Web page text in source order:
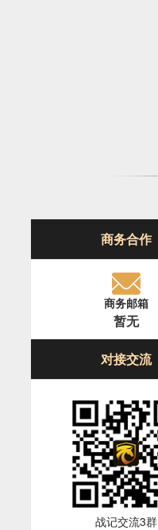
商务合作
商务邮箱
暂无
对接交流
战记交流3群